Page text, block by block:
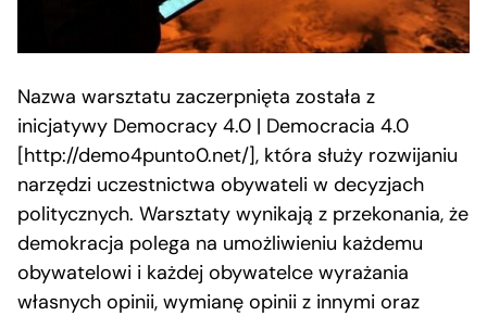
Nazwa warsztatu zaczerpnięta została z
inicjatywy Democracy 4.0 | Democracia 4.0
[http://demo4punto0.net/], która służy rozwijaniu
narzędzi uczestnictwa obywateli w decyzjach
politycznych. Warsztaty wynikają z przekonania, że
demokracja polega na umożliwieniu każdemu
obywatelowi i każdej obywatelce wyrażania
własnych opinii, wymianę opinii z innymi oraz